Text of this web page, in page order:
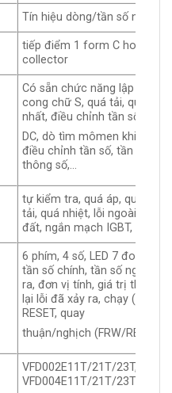
Tín hiệu dòng/tần số ngõ ra
tiếp điểm 1 form C hoặc
collector
Có sẵn chức năng lập trình
cong chữ S, quá tải, quá
nhất, điều chỉnh tần số sóng
DC, dò tìm mômen khi mất
điều chỉnh tần số, tần số
thông số,…
tự kiểm tra, quá áp, quá
tải, quá nhiệt, lỗi ngoài, nhiệt
đất, ngắn mạch IGBT, PTC…
6 phím, 4 số, LED 7 đoạn, 5
tần số chính, tần số ngõ ra,
ra, đơn vị tính, giá trị thông
lại lỗi đã xảy ra, chạy (RUN),
RESET, quay
thuận/nghịch (FRW/REV),
VFD002E11T/21T/23T,
VFD004E11T/21T/23T/43T,